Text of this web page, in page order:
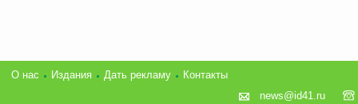
О нас Издания Дать рекламу
Контакты
news@id41.ru